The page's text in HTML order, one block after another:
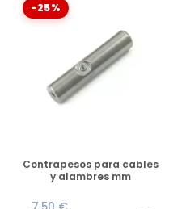
-25%
Contrapesos para cables
y alambres mm